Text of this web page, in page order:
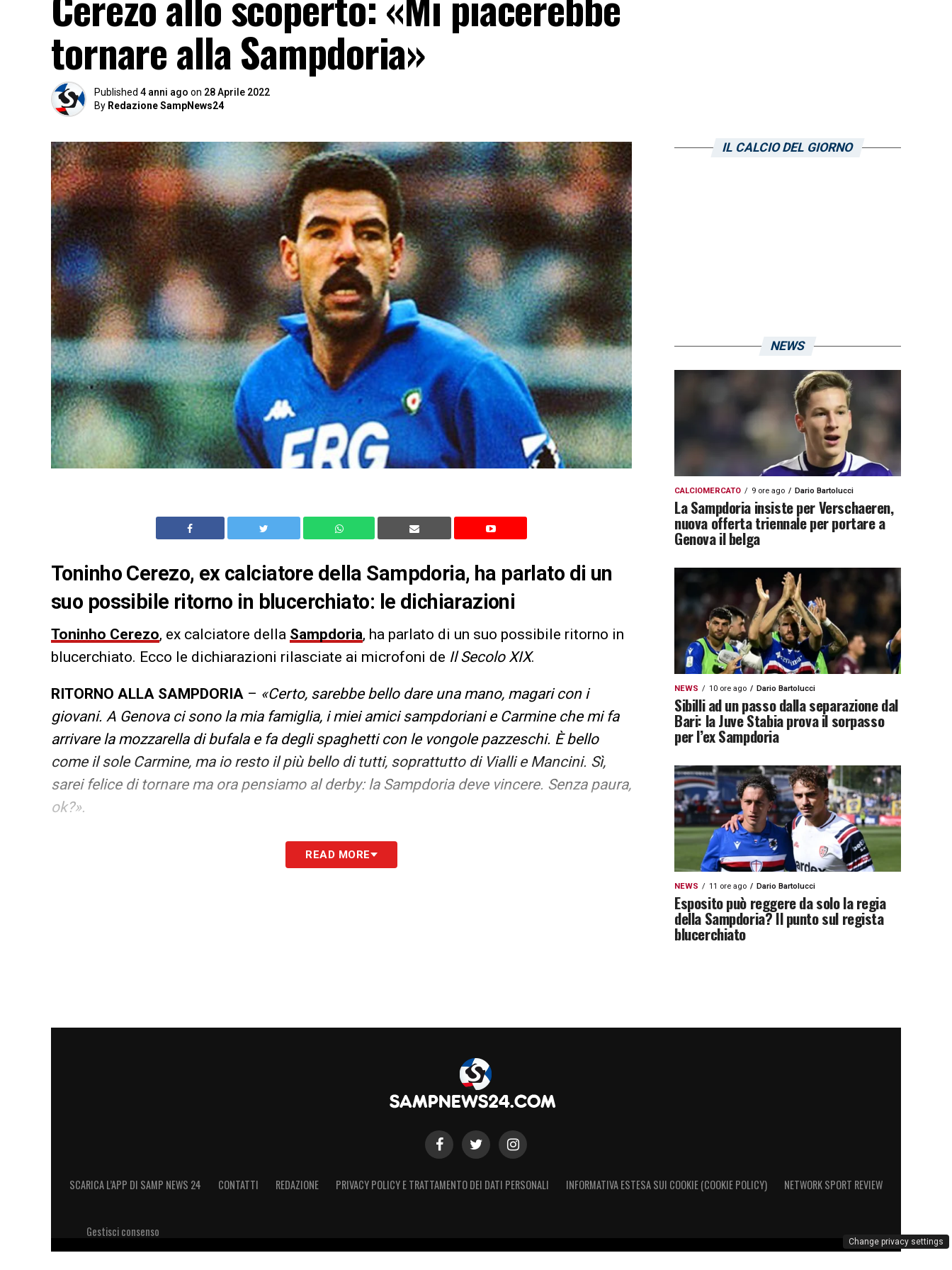
tornare alla Sampdoria»
Published 4 anni ago on 28 Aprile 2022
By Redazione SampNews24
Toninho Cerezo, ex calciatore della Sampdoria, ha parlato di un
suo possibile ritorno in blucerchiato: le dichiarazioni
Toninho Cerezo, ex calciatore della Sampdoria, ha parlato di un suo possibile ritorno in
blucerchiato. Ecco le dichiarazioni rilasciate ai microfoni de Il Secolo XIX.
RITORNO ALLA SAMPDORIA – «Certo, sarebbe bello dare una mano, magari con i
giovani. A Genova ci sono la mia famiglia, i miei amici sampdoriani e Carmine che mi fa
arrivare la mozzarella di bufala e fa degli spaghetti con le vongole pazzeschi. È bello
come il sole Carmine, ma io resto il più bello di tutti, soprattutto di Vialli e Mancini. Sì,
sarei felice di tornare ma ora pensiamo al derby: la Sampdoria deve vincere. Senza paura,
ok?».
LA PLAYLIST DELLE NOSTRE TOP NEWSREAD MORE
IL CALCIO DEL GIORNO
NEWS
CALCIOMERCATO 9 ore ago Dario Bartolucci
La Sampdoria insiste per Verschaeren,
nuova offerta triennale per portare a
Genova il belga
NEWS 10 ore ago Dario Bartolucci
Sibilli ad un passo dalla separazione dal
Bari: la Juve Stabia prova il sorpasso
per l’ex Sampdoria
NEWS 11 ore ago Dario Bartolucci
Esposito può reggere da solo la regia
della Sampdoria? Il punto sul regista
blucerchiato
SCARICA L’APP DI SAMP NEWS 24 CONTATTI REDAZIONE PRIVACY POLICY E TRATTAMENTO DEI DATI PERSONALI INFORMATIVA ESTESA SUI COOKIE (COOKIE POLICY) NETWORK SPORT REVIEW
Gestisci consenso
Change privacy settings